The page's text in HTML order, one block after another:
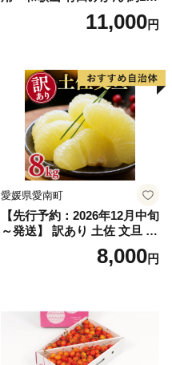
g (2L、3Lサイズ)【湯浅町】
11,000円
愛媛県愛南町
【先行予約：2026年12月中旬
～発送】 訳あり 土佐 文旦 8k
g (Mサイズ以上サイズミック
ス) 8000円 わけあり ぶんた
産 農家直送 期間限定 特産品
サイズミックス くらもとフ
ァーム 愛南町 愛媛県
8,000円